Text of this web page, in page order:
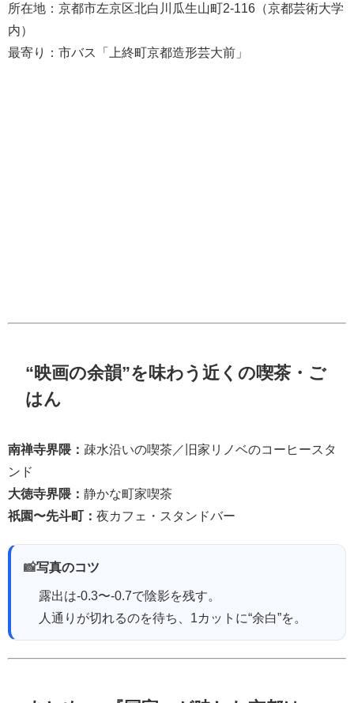
所在地：京都市左京区北白川瓜生山町2-116（京都芸術大学
内）
最寄り：市バス「上終町京都造形芸大前」
“映画の余韻”を味わう近くの喫茶・ご
はん
南禅寺界隈： 疎水沿いの喫茶／旧家リノベのコーヒースタ
ンド
大徳寺界隈： 静かな町家喫茶
祇園〜先斗町： 夜カフェ・スタンドバー
📸写真のコツ
露出は-0.3〜-0.7で陰影を残す。
人通りが切れるのを待ち、1カットに“余白”を。